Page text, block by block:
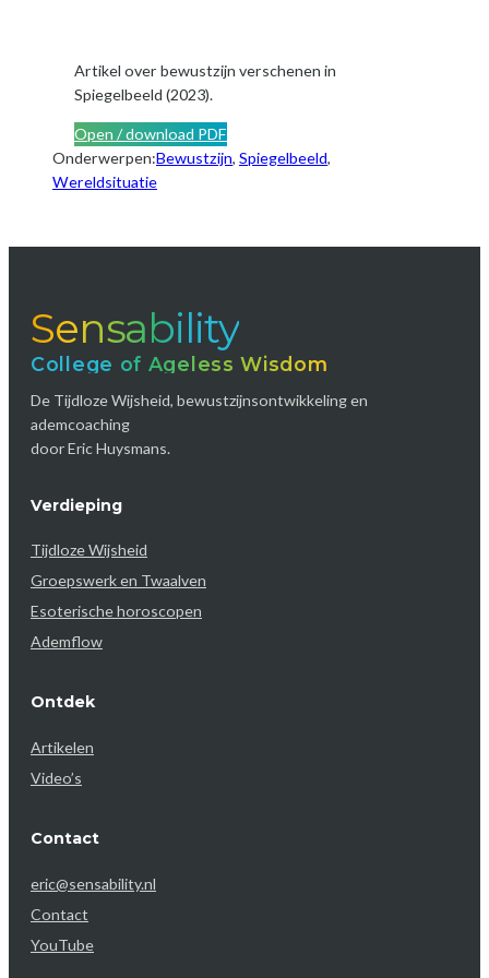
Artikel over bewustzijn verschenen in
Spiegelbeeld (2023).
Open / download PDF
Onderwerpen:Bewustzijn, Spiegelbeeld,
Wereldsituatie
Sensability
College of Ageless Wisdom
De Tijdloze Wijsheid, bewustzijnsontwikkeling en
ademcoaching
door Eric Huysmans.
Verdieping
Tijdloze Wijsheid
Groepswerk en Twaalven
Esoterische horoscopen
Ademflow
Ontdek
Artikelen
Video’s
Contact
eric@sensability.nl
Contact
YouTube